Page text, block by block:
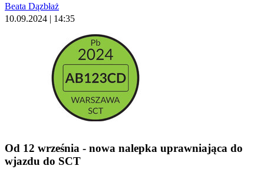
Beata Dązbłaż
10.09.2024 | 14:35
Od 12 września - nowa nalepka uprawniająca do
wjazdu do SCT